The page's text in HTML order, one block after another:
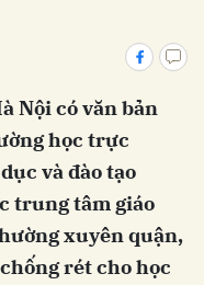
Nội có văn bản
học trực
và đào tạo
trung tâm giáo
xuyên quận,
rét cho học
Hủy